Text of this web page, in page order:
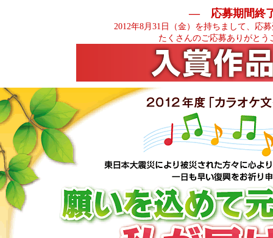
― 応募期間
2012年8月31日（金）を持ちまして、応
たくさんのご応募ありがとう